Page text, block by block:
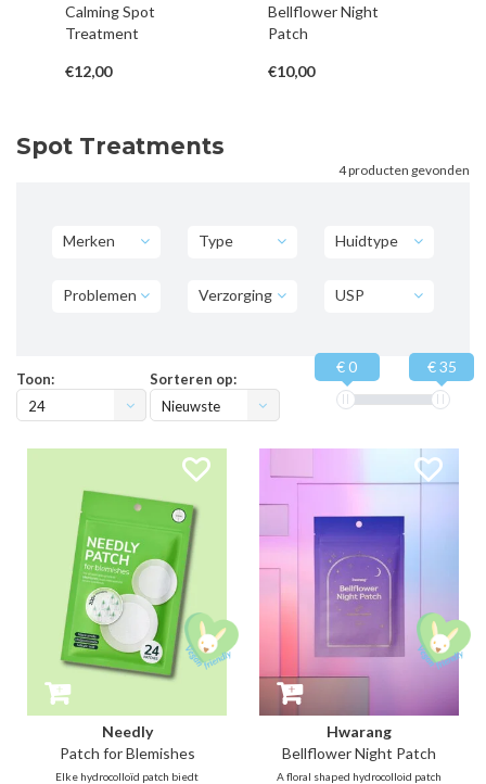
Calming Spot
Treatment
€12,00
Bellflower Night
Patch
€10,00
Spot Treatments
4 producten gevonden
Merken Type Huidtype
Problemen Verzorging USP
Toon:
24
Sorteren op:
Nieuwste
€ 0 € 35
Needly
Patch for Blemishes
Elke hydrocolloïd patch biedt
Hwarang
Bellflower Night Patch
A floral shaped hydrocolloid patch